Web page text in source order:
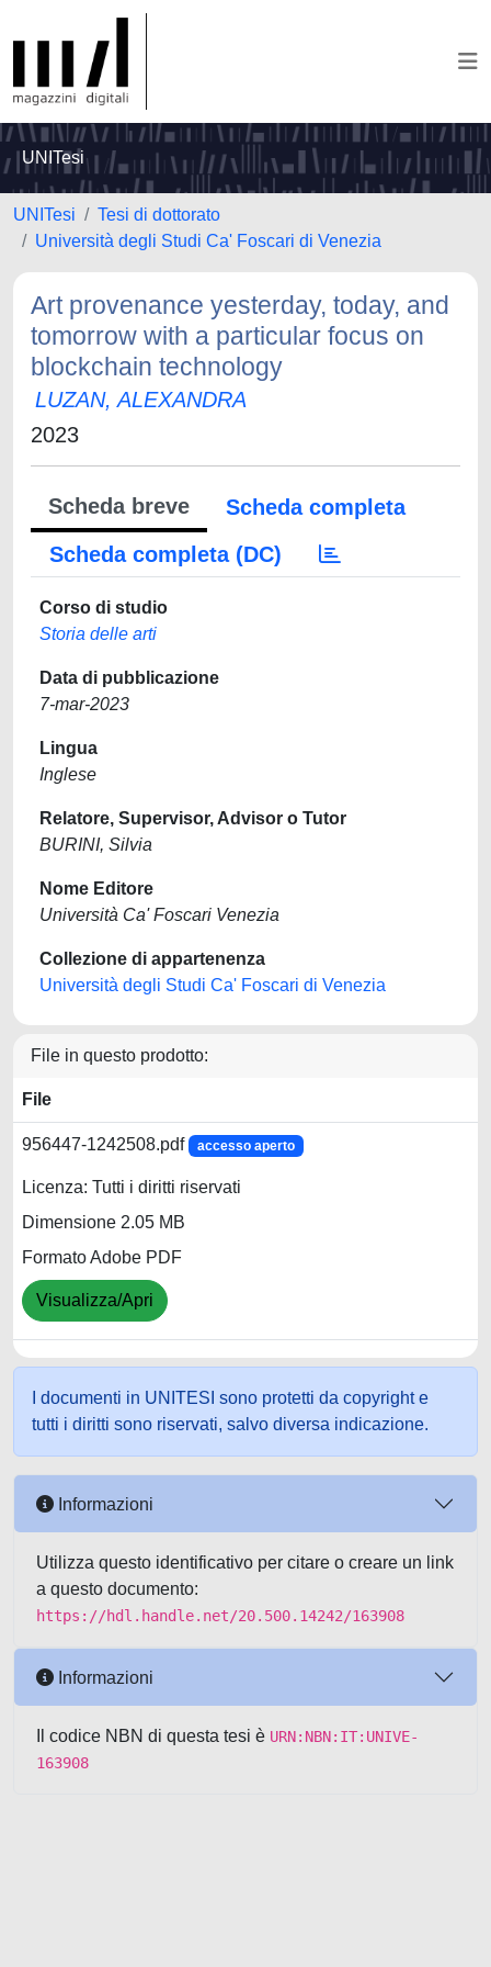
UNITesi
UNITesi
Tesi di dottorato
Università degli Studi Ca' Foscari di Venezia
Art provenance yesterday, today, and
tomorrow with a particular focus on
blockchain technology
LUZAN, ALEXANDRA
2023
Scheda breve
Scheda completa
Scheda completa (DC)
Corso di studio
Storia delle arti
Data di pubblicazione
7-mar-2023
Lingua
Inglese
Relatore, Supervisor, Advisor o Tutor
BURINI, Silvia
Nome Editore
Università Ca' Foscari Venezia
Collezione di appartenenza
Università degli Studi Ca' Foscari di Venezia
File in questo prodotto:
File
956447-1242508.pdf accesso aperto
Licenza: Tutti i diritti riservati
Dimensione 2.05 MB
Formato Adobe PDF
Visualizza/Apri
I documenti in UNITESI sono protetti da copyright e
tutti i diritti sono riservati, salvo diversa indicazione.
Informazioni
Utilizza questo identificativo per citare o creare un link
a questo documento:
https://hdl.handle.net/20.500.14242/163908
Informazioni
Il codice NBN di questa tesi è URN:NBN:IT:UNIVE-
163908